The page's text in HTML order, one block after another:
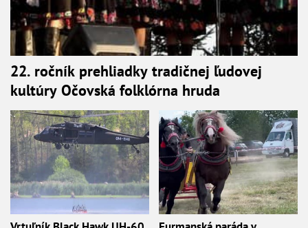
22. ročník prehliadky tradičnej ľudovej
kultúry Očovská folklórna hruda